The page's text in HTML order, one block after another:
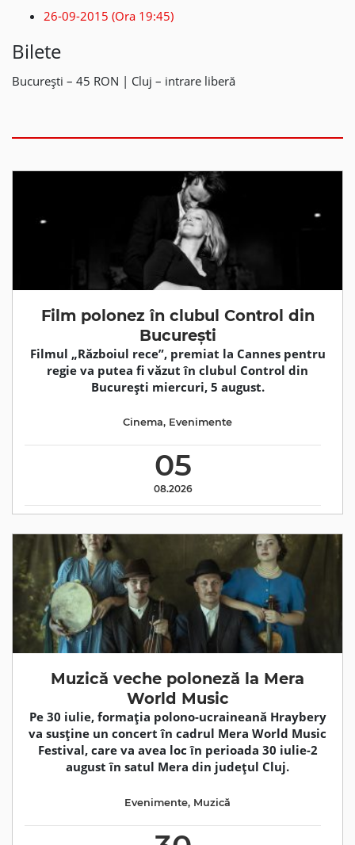
26-09-2015 (Ora 19:45)
Bilete
București – 45 RON | Cluj – intrare liberă
Film polonez în clubul Control din
București
Filmul „Războiul rece”, premiat la Cannes pentru
regie va putea fi văzut în clubul Control din
București miercuri, 5 august.
05
08.2026
Cinema, Evenimente
Muzică veche poloneză la Mera
World Music
Pe 30 iulie, formația polono-ucraineană Hraybery
va susține un concert în cadrul Mera World Music
Festival, care va avea loc în perioada 30 iulie-2
august în satul Mera din județul Cluj.
Evenimente, Muzică